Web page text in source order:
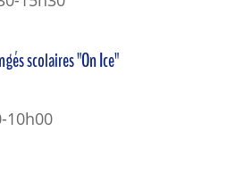
scolaires "On Ice"
10h00